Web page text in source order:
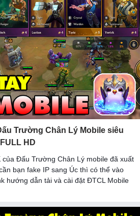
Trường Chân Lý Mobile siêu
HD
của Đấu Trường Chân Lý mobile đã xuất
bạn fake IP sang Úc thì có thể vào
hướng dẫn tải và cài đặt ĐTCL Mobile